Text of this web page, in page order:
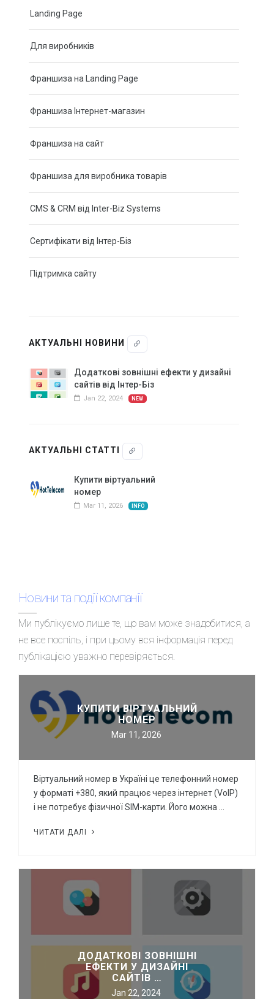
Додаткові зовнішні ефекти у дизайні сайтів від Інтер-
авторські прог…
Штрафи за відсутність на сайті української мови
Що таке HTTPS і чому він потрібний для сайту
Акції та знижки
Знижка на SSL для сайту
Сайт в оренду або лізинг за спеціальною ціною
Landing Page
Для виробників
Франшиза на Landing Page
Франшиза Інтернет-магазин
Франшиза на сайт
Франшиза для виробника товарів
CMS & CRM від Inter-Biz Systems
Сертифікати від Інтер-Біз
Підтримка сайту
АКТУАЛЬНІ НОВИНИ
Додаткові зовнішні ефекти у дизайні
сайтів від Інтер-Біз
Jan 22, 2024 NEW
АКТУАЛЬНІ СТАТТІ
Купити віртуальний
номер
Mar 11, 2026 INFO
Новини та події компанії
Ми публікуємо лише те, що вам може знадобитися, а
не все поспіль, і при цьому вся інформація перед
публікацією уважно перевіряється.
КУПИТИ ВІРТУАЛЬНИЙ
НОМЕР
Mar 11, 2026
Віртуальний номер в Україні це телефонний номер
у форматі +380, який працює через інтернет (VoIP)
і не потребує фізичної SIM-карти. Його можна …
ЧИТАТИ ДАЛІ
ДОДАТКОВІ ЗОВНІШНІ
ЕФЕКТИ У ДИЗАЙНІ
САЙТІВ …
Jan 22, 2024